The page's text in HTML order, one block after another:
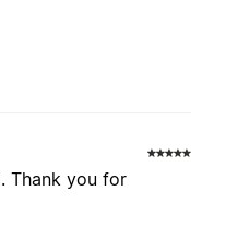
Thank you for